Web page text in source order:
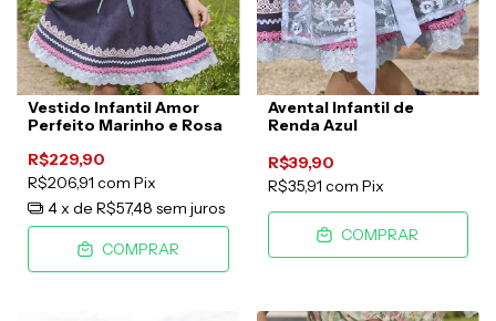
Vestido Infantil Amor
Perfeito Marinho e Rosa
R$229,90
R$206,91 com Pix
4x de R$57,48 sem juros
COMPRAR
Avental Infantil de
Renda Azul
R$39,90
R$35,91 com Pix
COMPRAR